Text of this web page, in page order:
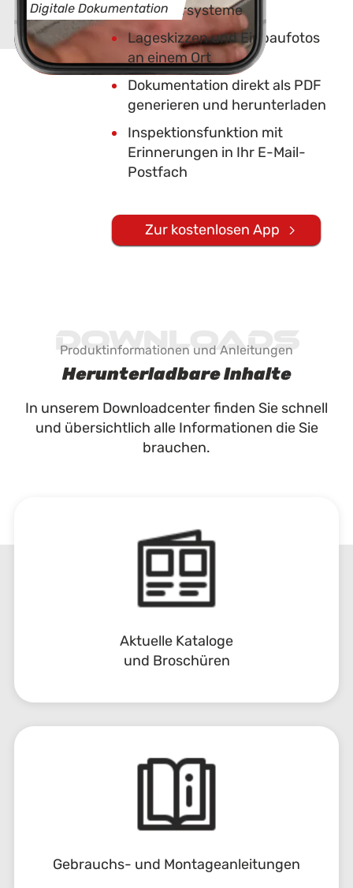
Digitale DokumentationGeländersysteme
Lageskizzen und Einbaufotos
an einem Ort
Dokumentation direkt als PDF
generieren und herunterladen
Inspektionsfunktion mit
Erinnerungen in Ihr E-Mail-
Postfach
Zur kostenlosen App
Downloads
Produktinformationen und Anleitungen
Herunterladbare Inhalte
In unserem Downloadcenter finden Sie schnell
und übersichtlich alle Informationen die Sie
brauchen.
Aktuelle Kataloge
und Broschüren
Gebrauchs- und Montageanleitungen